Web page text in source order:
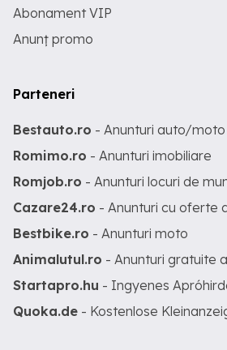
Abonament VIP
Anunț promo
Parteneri
Bestauto.ro - Anunturi auto/moto
Romimo.ro - Anunturi imobiliare
Romjob.ro - Anunturi locuri de
Cazare24.ro - Anunturi cu oferte
Bestbike.ro - Anunturi moto
Animalutul.ro - Anunturi gratuite
Startapro.hu - Ingyenes
Quoka.de - Kostenlose